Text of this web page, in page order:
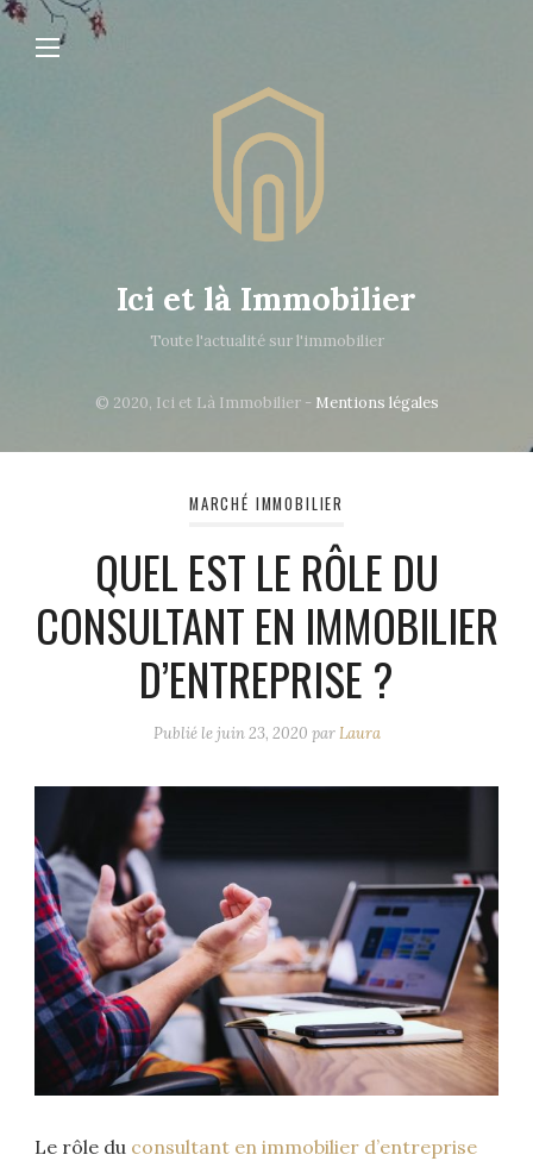
Ici et là Immobilier
Toute l'actualité sur l'immobilier
© 2020, Ici et Là Immobilier - Mentions légales
MARCHÉ IMMOBILIER
QUEL EST LE RÔLE DU
CONSULTANT EN IMMOBILIER
D’ENTREPRISE ?
Publié lejuin 23, 2020 parLaura
Le rôle du consultant en immobilier d’entreprise